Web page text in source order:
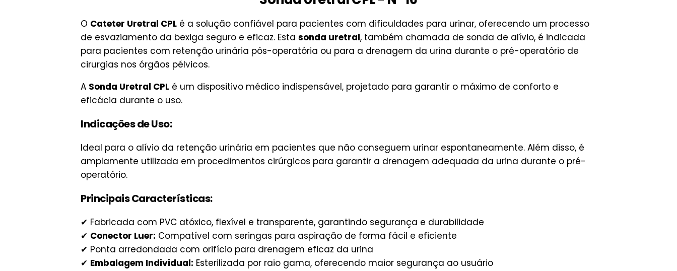
O Cateter Uretral CPL é a solução confiável para pacientes com dificuldades para urinar, oferecendo um processo
de esvaziamento da bexiga seguro e eficaz. Esta sonda uretral, também chamada de sonda de alívio, é indicada
para pacientes com retenção urinária pós-operatória ou para a drenagem da urina durante o pré-operatório de
cirurgias nos órgãos pélvicos.
A Sonda Uretral CPL é um dispositivo médico indispensável, projetado para garantir o máximo de conforto e
eficácia durante o uso.
Indicações de Uso:
Ideal para o alívio da retenção urinária em pacientes que não conseguem urinar espontaneamente. Além disso, é
amplamente utilizada em procedimentos cirúrgicos para garantir a drenagem adequada da urina durante o pré-
operatório.
Principais Características:
✔ Fabricada com PVC atóxico, flexível e transparente, garantindo segurança e durabilidade
✔ Conector Luer: Compatível com seringas para aspiração de forma fácil e eficiente
✔ Ponta arredondada com orifício para drenagem eficaz da urina
✔ Embalagem Individual: Esterilizada por raio gama, oferecendo maior segurança ao usuário